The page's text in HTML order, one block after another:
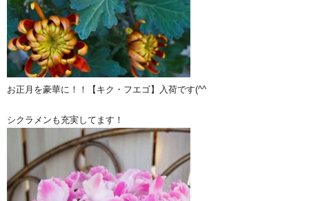
お正月を豪華に！！【キク・フエゴ】入荷です(^^ゞ
シクラメンも充実してます！